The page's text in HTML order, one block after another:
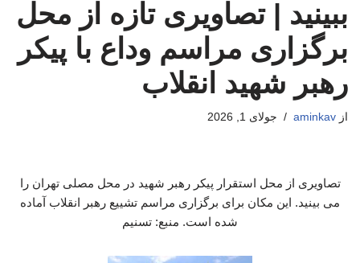
ببینید | تصاویری تازه از محل
برگزاری مراسم وداع با پیکر
رهبر شهید انقلاب
از aminkav جولای 1, 2026
تصاویری از محل استقرار پیکر رهبر شهید در محل مصلی تهران را
می بینید. این مکان برای برگزاری مراسم تشییع رهبر انقلاب آماده
شده است. منبع: تسنیم